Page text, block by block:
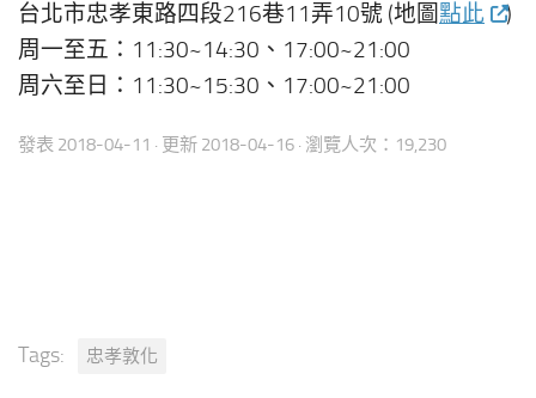
台北市忠孝東路四段216巷11弄10號 (地圖點此
)
周一至五：11:30~14:30、17:00~21:00
周六至日：11:30~15:30、17:00~21:00
發表 2018-04-11 · 更新 2018-04-16 · 瀏覽人次：19,230
Tags: 忠孝敦化